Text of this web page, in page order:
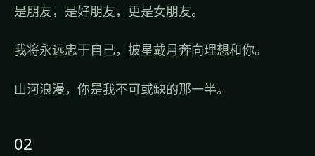
是朋友，是好朋友，更是女朋友。
我将永远忠于自己，披星戴月奔向理想和你。
山河浪漫，你是我不可或缺的那一半。
02